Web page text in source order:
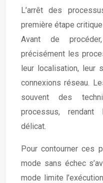
L’arrêt des
première étape
Avant de
précisément les
leur localisation, leur
connexions réseau.
souvent des
processus, rendant
délicat.
Pour contourner ces
mode sans échec
mode limite